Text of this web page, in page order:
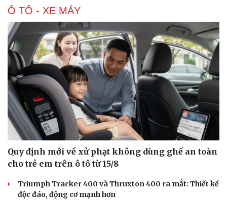
Ô TÔ - XE MÁY
Quy định mới về xử phạt không dùng ghế an toàn
cho trẻ em trên ô tô từ 15/8
Triumph Tracker 400 và Thruxton 400 ra mắt: Thiết kế
độc đáo, động cơ mạnh hơn